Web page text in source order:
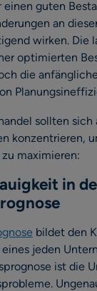
guten
an
wirken. Die
optimierten
die
sollten
konzentrieren,
maximieren:
in
bildet den
jeden
ist die